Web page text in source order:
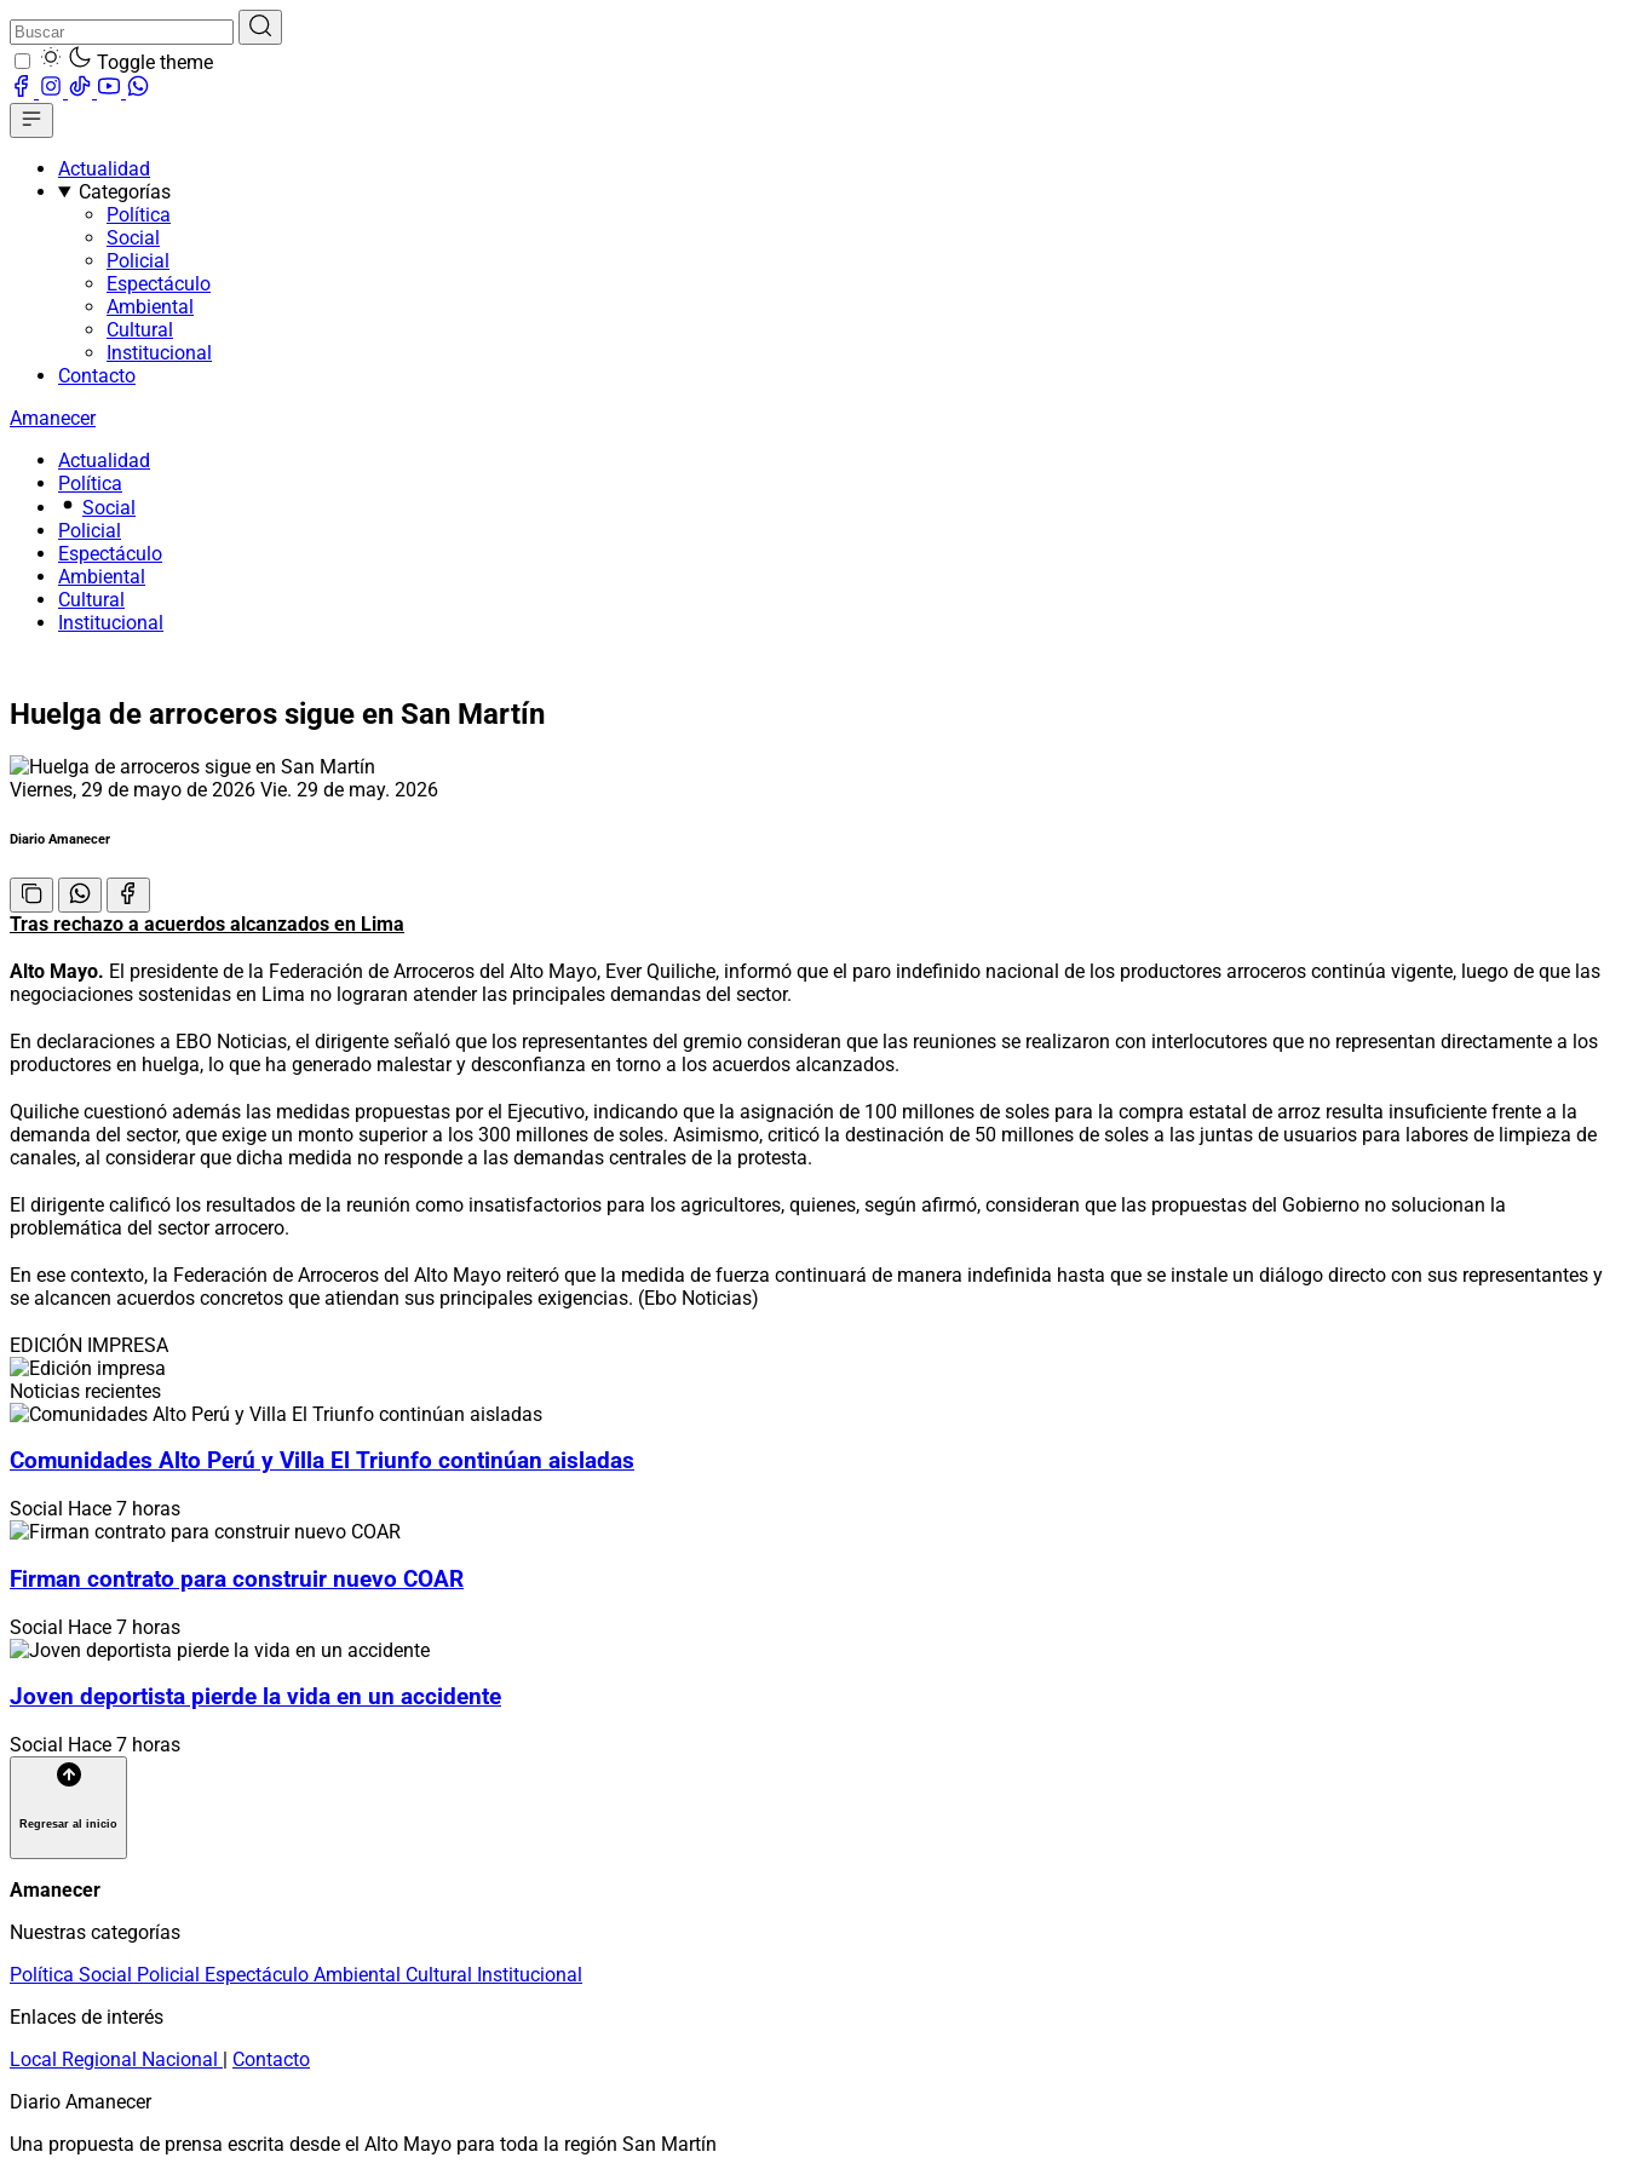
Toggle theme
Actualidad
Categorías
Política
Social
Policial
Espectáculo
Ambiental
Cultural
Institucional
Contacto
Amanecer
Actualidad
Política
Social
Policial
Espectáculo
Ambiental
Cultural
Institucional
Huelga de arroceros sigue en San Martín
Viernes, 29 de mayo de 2026 Vie. 29 de may. 2026
Diario Amanecer
Tras rechazo a acuerdos alcanzados en Lima
Alto Mayo. El presidente de la Federación de Arroceros del Alto Mayo, Ever Quiliche, informó que el paro indefinido nacional de los productores arroceros continúa vigente, luego de que las
negociaciones sostenidas en Lima no lograran atender las principales demandas del sector.
En declaraciones a EBO Noticias, el dirigente señaló que los representantes del gremio consideran que las reuniones se realizaron con interlocutores que no representan directamente a los
productores en huelga, lo que ha generado malestar y desconfianza en torno a los acuerdos alcanzados.
Quiliche cuestionó además las medidas propuestas por el Ejecutivo, indicando que la asignación de 100 millones de soles para la compra estatal de arroz resulta insuficiente frente a la
demanda del sector, que exige un monto superior a los 300 millones de soles. Asimismo, criticó la destinación de 50 millones de soles a las juntas de usuarios para labores de limpieza de
canales, al considerar que dicha medida no responde a las demandas centrales de la protesta.
El dirigente calificó los resultados de la reunión como insatisfactorios para los agricultores, quienes, según afirmó, consideran que las propuestas del Gobierno no solucionan la
problemática del sector arrocero.
En ese contexto, la Federación de Arroceros del Alto Mayo reiteró que la medida de fuerza continuará de manera indefinida hasta que se instale un diálogo directo con sus representantes y
se alcancen acuerdos concretos que atiendan sus principales exigencias. (Ebo Noticias)
EDICIÓN IMPRESA
Noticias recientes
Comunidades Alto Perú y Villa El Triunfo continúan aisladas
Social Hace 7 horas
Firman contrato para construir nuevo COAR
Social Hace 7 horas
Joven deportista pierde la vida en un accidente
Social Hace 7 horas
Regresar al inicio
Amanecer
Nuestras categorías
Política Social Policial Espectáculo Ambiental Cultural Institucional
Enlaces de interés
Local Regional Nacional | Contacto
Diario Amanecer
Una propuesta de prensa escrita desde el Alto Mayo para toda la región San Martín